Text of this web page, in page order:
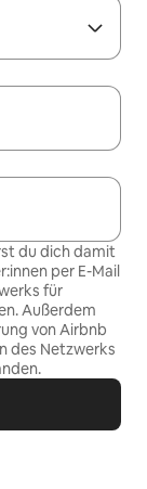
du dich damit
per E-Mail
für
Außerdem
von Airbnb
des Netzwerks